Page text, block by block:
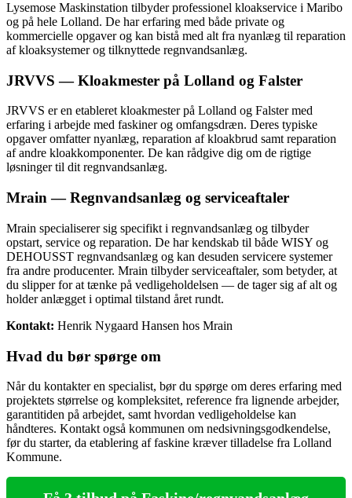
Lysemose Maskinstation tilbyder professionel kloakservice i Maribo
og på hele Lolland. De har erfaring med både private og
kommercielle opgaver og kan bistå med alt fra nyanlæg til reparation
af kloaksystemer og tilknyttede regnvandsanlæg.
JRVVS — Kloakmester på Lolland og Falster
JRVVS er en etableret kloakmester på Lolland og Falster med
erfaring i arbejde med faskiner og omfangsdræn. Deres typiske
opgaver omfatter nyanlæg, reparation af kloakbrud samt reparation
af andre kloakkomponenter. De kan rådgive dig om de rigtige
løsninger til dit regnvandsanlæg.
Mrain — Regnvandsanlæg og serviceaftaler
Mrain specialiserer sig specifikt i regnvandsanlæg og tilbyder
opstart, service og reparation. De har kendskab til både WISY og
DEHOUSST regnvandsanlæg og kan desuden servicere systemer
fra andre producenter. Mrain tilbyder serviceaftaler, som betyder, at
du slipper for at tænke på vedligeholdelsen — de tager sig af alt og
holder anlægget i optimal tilstand året rundt.
Kontakt: Henrik Nygaard Hansen hos Mrain
Hvad du bør spørge om
Når du kontakter en specialist, bør du spørge om deres erfaring med
projektets størrelse og kompleksitet, reference fra lignende arbejder,
garantitiden på arbejdet, samt hvordan vedligeholdelse kan
håndteres. Kontakt også kommunen om nedsivningsgodkendelse,
før du starter, da etablering af faskine kræver tilladelse fra Lolland
Kommune.